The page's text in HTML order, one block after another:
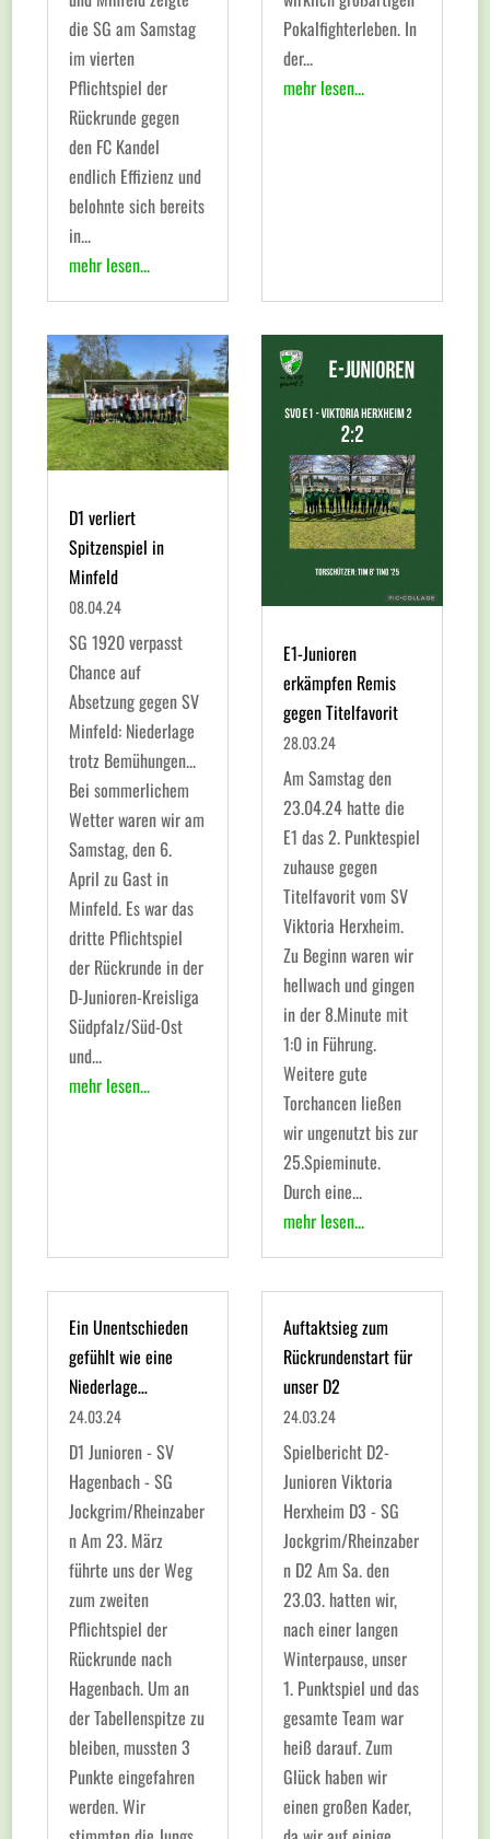
die SG am Samstag
im vierten
Pflichtspiel der
Rückrunde gegen
den FC Kandel
endlich Effizienz und
belohnte sich bereits
in...
mehr lesen...
Pokalfighterleben. In
der...
mehr lesen...
D1 verliert
Spitzenspiel in
Minfeld
08.04.24
SG 1920 verpasst
Chance auf
Absetzung gegen SV
Minfeld: Niederlage
trotz Bemühungen...
Bei sommerlichem
Wetter waren wir am
Samstag, den 6.
April zu Gast in
Minfeld. Es war das
dritte Pflichtspiel
der Rückrunde in der
D-Junioren-Kreisliga
Südpfalz/Süd-Ost
und...
mehr lesen...
E1-Junioren
erkämpfen Remis
gegen Titelfavorit
28.03.24
Am Samstag den
23.04.24 hatte die
E1 das 2. Punktespiel
zuhause gegen
Titelfavorit vom SV
Viktoria Herxheim.
Zu Beginn waren wir
hellwach und gingen
in der 8.Minute mit
1:0 in Führung.
Weitere gute
Torchancen ließen
wir ungenutzt bis zur
25.Spieminute.
Durch eine...
mehr lesen...
Ein Unentschieden
gefühlt wie eine
Niederlage…
24.03.24
D1 Junioren - SV
Hagenbach - SG
Jockgrim/Rheinzaber
n Am 23. März
führte uns der Weg
zum zweiten
Pflichtspiel der
Rückrunde nach
Hagenbach. Um an
der Tabellenspitze zu
bleiben, mussten 3
Punkte eingefahren
werden. Wir
Auftaktsieg zum
Rückrundenstart für
unser D2
24.03.24
Spielbericht D2-
Junioren Viktoria
Herxheim D3 - SG
Jockgrim/Rheinzaber
n D2 Am Sa. den
23.03. hatten wir,
nach einer langen
Winterpause, unser
1. Punktspiel und das
gesamte Team war
heiß darauf. Zum
Glück haben wir
einen großen Kader,